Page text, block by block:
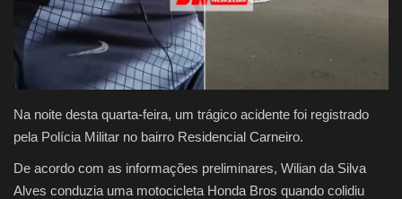
Saúde
Na noite desta quarta-feira, um trágico acidente foi registrado
pela Polícia Militar no bairro Residencial Carneiro.
De acordo com as informações preliminares, Wilian da Silva
Alves conduzia uma motocicleta Honda Bros quando colidiu